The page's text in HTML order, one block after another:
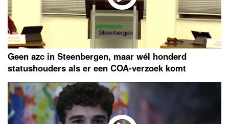
Geen azc in Steenbergen, maar wél honderd
statushouders als er een COA-verzoek komt